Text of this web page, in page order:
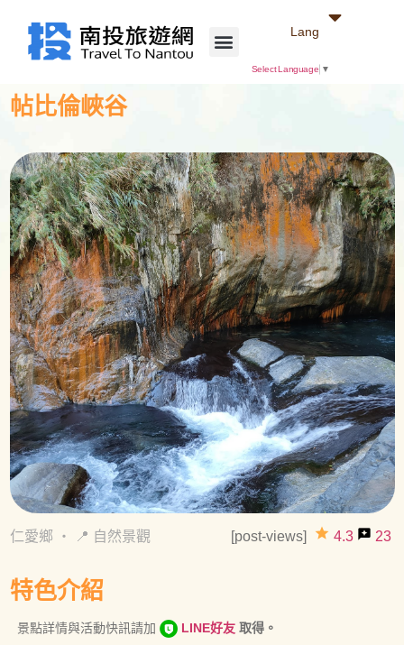
Lang
Select Language ▼
帖比倫峽谷
仁愛鄉 ・ 📍 自然景觀 [post-views] grade 4.3 reviews 23
特色介紹
景點詳情與活動快訊請加 LINE好友 取得。